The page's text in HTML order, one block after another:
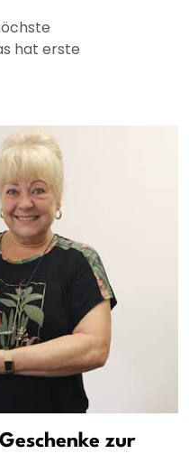
hat erste
zur